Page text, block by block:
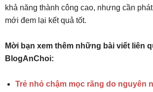
khả năng thành công cao, nhưng cần
mới đem lại kết quả tốt.
Mời bạn xem thêm những bài viết liên
BlogAnChoi:
Trẻ nhỏ chậm mọc răng do nguyên